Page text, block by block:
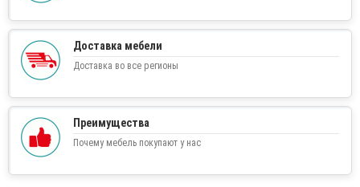
Доставка мебели
Доставка во все регионы
Преимущества
Почему мебель покупают у нас